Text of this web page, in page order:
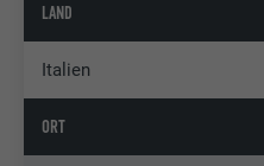
LAND
Italien
ORT